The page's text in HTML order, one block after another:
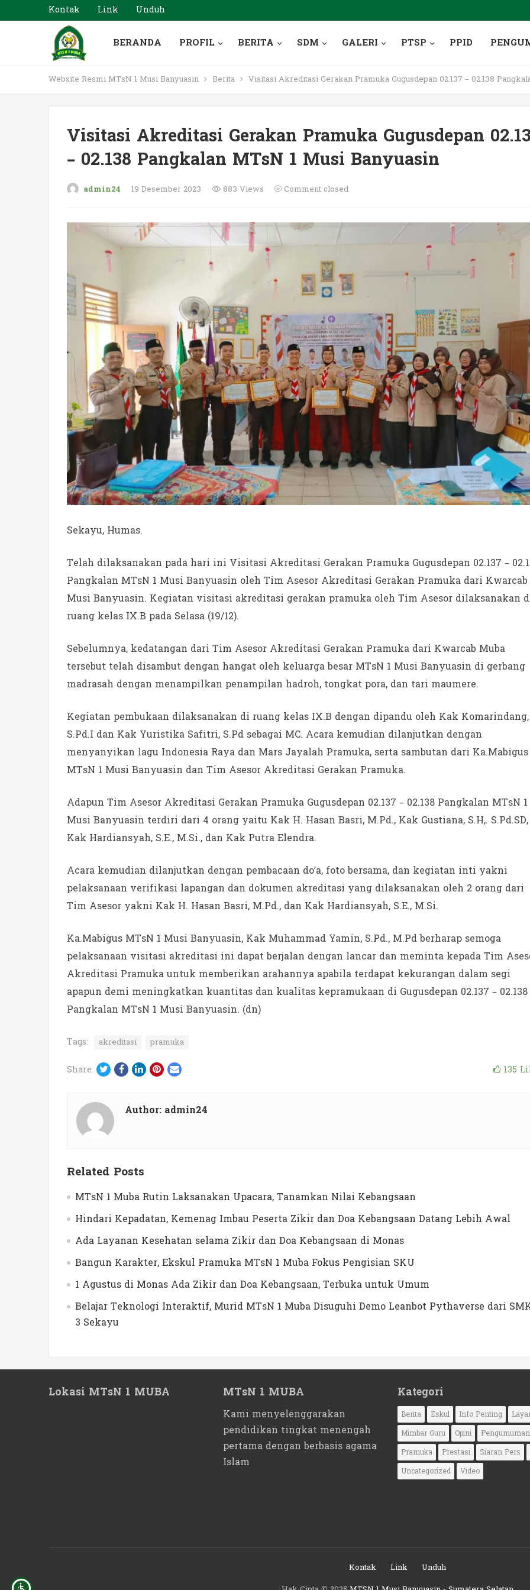
Kontak Link Unduh
BERANDA PROFIL BERITA SDM GALERI PTSP PPID
Website Resmi MTsN 1 Musi Banyuasin Berita Visitasi Akreditasi Gerakan Pramuka Gugusdepan 02.137 – 02.138
Visitasi Akreditasi Gerakan Pramuka Gugusdepan
– 02.138 Pangkalan MTsN 1 Musi Banyuasin
admin24 19 Desember 2023 883 Views Comment closed
Sekayu, Humas.
Telah dilaksanakan pada hari ini Visitasi Akreditasi Gerakan Pramuka Gugusdepan 02.137 –
Pangkalan MTsN 1 Musi Banyuasin oleh Tim Asesor Akreditasi Gerakan Pramuka dari Kwarcab
Musi Banyuasin. Kegiatan visitasi akreditasi gerakan pramuka oleh Tim Asesor dilaksanakan
ruang kelas IX.B pada Selasa (19/12).
Sebelumnya, kedatangan dari Tim Asesor Akreditasi Gerakan Pramuka dari Kwarcab Muba
tersebut telah disambut dengan hangat oleh keluarga besar MTsN 1 Musi Banyuasin di gerbang
madrasah dengan menampilkan penampilan hadroh, tongkat pora, dan tari maumere.
Kegiatan pembukaan dilaksanakan di ruang kelas IX.B dengan dipandu oleh Kak Komarindang,
S.Pd.I dan Kak Yuristika Safitri, S.Pd sebagai MC. Acara kemudian dilanjutkan dengan
menyanyikan lagu Indonesia Raya dan Mars Jayalah Pramuka, serta sambutan dari Ka.Mabigus
MTsN 1 Musi Banyuasin dan Tim Asesor Akreditasi Gerakan Pramuka.
Adapun Tim Asesor Akreditasi Gerakan Pramuka Gugusdepan 02.137 – 02.138 Pangkalan MTsN 1
Musi Banyuasin terdiri dari 4 orang yaitu Kak H. Hasan Basri, M.Pd., Kak Gustiana, S.H,. S.Pd.SD,
Kak Hardiansyah, S.E., M.Si., dan Kak Putra Elendra.
Acara kemudian dilanjutkan dengan pembacaan do’a, foto bersama, dan kegiatan inti yakni
pelaksanaan verifikasi lapangan dan dokumen akreditasi yang dilaksanakan oleh 2 orang dari
Tim Asesor yakni Kak H. Hasan Basri, M.Pd., dan Kak Hardiansyah, S.E., M.Si.
Ka.Mabigus MTsN 1 Musi Banyuasin, Kak Muhammad Yamin, S.Pd., M.Pd berharap semoga
pelaksanaan visitasi akreditasi ini dapat berjalan dengan lancar dan meminta kepada Tim
Akreditasi Pramuka untuk memberikan arahannya apabila terdapat kekurangan dalam segi
apapun demi meningkatkan kuantitas dan kualitas kepramukaan di Gugusdepan 02.137 – 02.138
Pangkalan MTsN 1 Musi Banyuasin. (dn)
Tags: akreditasi pramuka
Share: Twitter
Facebook
LinkedIn
Pinterest
Email 135
Author: admin24
Related Posts
MTsN 1 Muba Rutin Laksanakan Upacara, Tanamkan Nilai Kebangsaan
Hindari Kepadatan, Kemenag Imbau Peserta Zikir dan Doa Kebangsaan Datang Lebih Awal
Ada Layanan Kesehatan selama Zikir dan Doa Kebangsaan di Monas
Bangun Karakter, Ekskul Pramuka MTsN 1 Muba Fokus Pengisian SKU
1 Agustus di Monas Ada Zikir dan Doa Kebangsaan, Terbuka untuk Umum
Belajar Teknologi Interaktif, Murid MTsN 1 Muba Disuguhi Demo Leanbot Pythaverse dari
3 Sekayu
Lokasi MTsN 1 MUBA MTsN 1 MUBA
Kami menyelenggarakan
pendidikan tingkat menengah
pertama dengan berbasis agama
Islam
Kategori
Berita Eskul Info Penting
Mimbar Guru
Opini
Pengumuman
Pramuka
Prestasi
Siaran Pers
Uncategorized
Video
Kontak Link
Unduh